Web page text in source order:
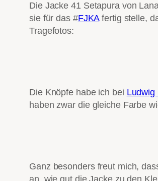
Die Jacke 41 Setapura von
sie für das #FJKAfertig stelle,
Tragefotos:
Die Knöpfe habe ich bei Ludwig
haben zwar die gleiche Farbe
Ganz besonders freut mich,